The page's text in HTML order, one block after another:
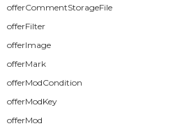
offerCommentStorageFile
offerFilter
offerImage
offerMark
offerModCondition
offerModKey
offerMod